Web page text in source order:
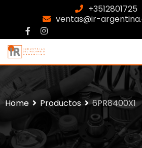
+3512801725
ventas@ir-
Home Productos 6PR8400X1